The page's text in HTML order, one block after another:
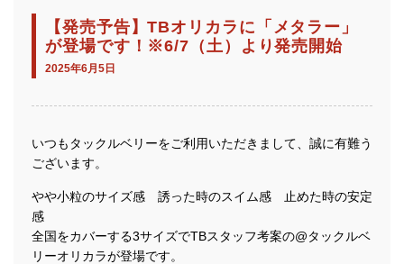
【発売予告】TBオリカラに「メタラー」
が登場です！※6/7（土）より発売開始
2025年6月5日
いつもタックルベリーをご利用いただきまして、誠に有難う
ございます。
やや小粒のサイズ感 誘った時のスイム感 止めた時の安定
感
全国をカバーする3サイズでTBスタッフ考案の@タックルベ
リーオリカラが登場です。